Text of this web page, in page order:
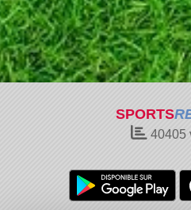
SPORTS
40405